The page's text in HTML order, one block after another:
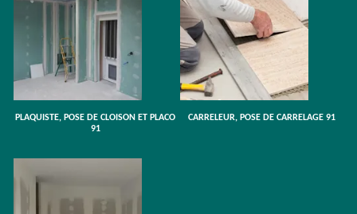
PLAQUISTE, POSE DE CLOISON ET PLACO
91
CARRELEUR, POSE DE CARRELAGE 91